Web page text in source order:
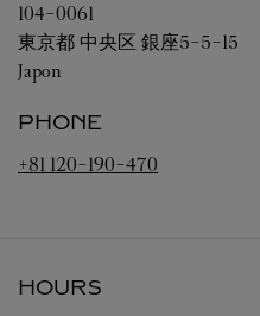
104-0061
東京都 中央区 銀座5-5-15
Japon
PHONE
+81 120-190-470
HOURS